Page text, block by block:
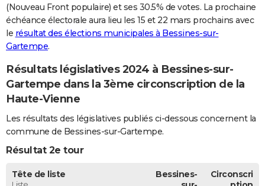
S'inscrire
Se connecter
Lycées
Collèges
Primaires
Universités
Entreprises
Service militaire
Avis de recherche
AVIS DE DÉCÈS
FORUM
(Nouveau Front populaire) et ses 30.5% de votes. La prochaine
échéance électorale aura lieu les 15 et 22 mars prochains avec
le résultat des élections municipales à Bessines-sur-
Gartempe.
Résultats législatives 2024 à Bessines-sur-
Gartempe dans la 3ème circonscription de la
Haute-Vienne
Les résultats des législatives publiés ci-dessous concernent la
commune de Bessines-sur-Gartempe.
Résultat 2e tour
Tête de liste
Bessines-
Circonscri